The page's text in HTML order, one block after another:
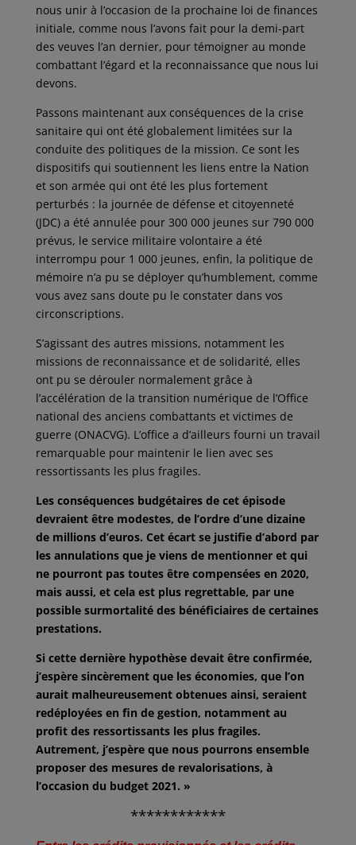
nous unir à l’occasion de la prochaine loi de finances
initiale, comme nous l’avons fait pour la demi-part
des veuves l’an dernier, pour témoigner au monde
combattant l’égard et la reconnaissance que nous lui
devons.
Passons maintenant aux conséquences de la crise
sanitaire qui ont été globalement limitées sur la
conduite des politiques de la mission. Ce sont les
dispositifs qui soutiennent les liens entre la Nation
et son armée qui ont été les plus fortement
perturbés : la journée de défense et citoyenneté
(JDC) a été annulée pour 300 000 jeunes sur 790 000
prévus, le service militaire volontaire a été
interrompu pour 1 000 jeunes, enfin, la politique de
mémoire n’a pu se déployer qu’humblement, comme
vous avez sans doute pu le constater dans vos
circonscriptions.
S’agissant des autres missions, notamment les
missions de reconnaissance et de solidarité, elles
ont pu se dérouler normalement grâce à
l’accélération de la transition numérique de l’Office
national des anciens combattants et victimes de
guerre (ONACVG). L’office a d’ailleurs fourni un travail
remarquable pour maintenir le lien avec ses
ressortissants les plus fragiles.
Les conséquences budgétaires de cet épisode
devraient être modestes, de l’ordre d’une dizaine
de millions d’euros. Cet écart se justifie d’abord par
les annulations que je viens de mentionner et qui
ne pourront pas toutes être compensées en 2020,
mais aussi, et cela est plus regrettable, par une
possible surmortalité des bénéficiaires de certaines
prestations.
Si cette dernière hypothèse devait être confirmée,
j’espère sincèrement que les économies, que l’on
aurait malheureusement obtenues ainsi, seraient
redéployées en fin de gestion, notamment au
profit des ressortissants les plus fragiles.
Autrement, j’espère que nous pourrons ensemble
proposer des mesures de revalorisations, à
l’occasion du budget 2021. »
************